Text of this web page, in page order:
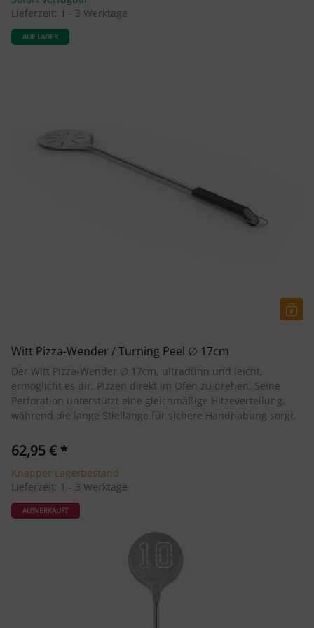
Lieferzeit: 1 - 3 Werktage
AUF LAGER
Witt Pizza-Wender / Turning Peel ∅ 17cm
Der Witt Pizza-Wender ∅ 17cm, ultradünn und leicht,
ermöglicht es dir, Pizzen direkt im Ofen zu drehen. Seine
Perforation unterstützt eine gleichmäßige Hitzeverteilung,
während die lange Stiellänge für sichere Handhabung sorgt.
62,95 € *
Knapper Lagerbestand
Lieferzeit: 1 - 3 Werktage
AUSVERKAUFT